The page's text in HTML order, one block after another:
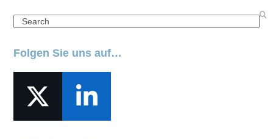
Search
Folgen Sie uns auf…
TwitterLinkedIn